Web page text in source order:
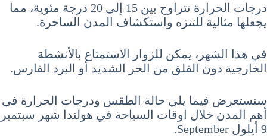
درجات الحرارة تتراوح بين 15 إلى 20 درجة مئوية، مما
يجعلها مثالية للتنزه واستكشاف المدن الساحرة.
في هذا الشهر، يمكن للزوار الاستمتاع بالأنشطة
الخارجية دون القلق من الحر الشديد أو البرد القارس.
سنستعرض فيما يلي حالة الطقس ودرجات الحرارة في
أهم المدن خلال اوقات السياحة في هولندا شهر سبتمبر
9 أيلول September.